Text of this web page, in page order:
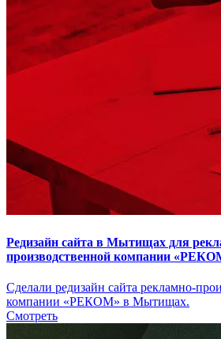
Редизайн сайта в Мытищах для
производственной компании
Сделали редизайн сайта рекламно-
компании «РЕКОМ» в Мытищах.
Смотреть